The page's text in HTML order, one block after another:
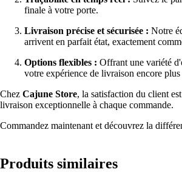
finale à votre porte.
Livraison précise et sécurisée : Notre
arrivent en parfait état, exactement
Options flexibles : Offrant une variété
votre expérience de livraison encore
Chez Cajune Store, la satisfaction du client
livraison exceptionnelle à chaque commande.
Commandez maintenant et découvrez la
Produits similaires